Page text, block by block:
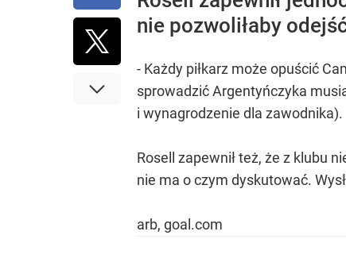
nie pozwoliłaby
- Każdy piłkarz może opuścić
sprowadzić Argentyńczyka
i wynagrodzenie dla zawodnika).
Rosell zapewnił też, że z klubu
nie ma o czym dyskutować.
arb, goal.com